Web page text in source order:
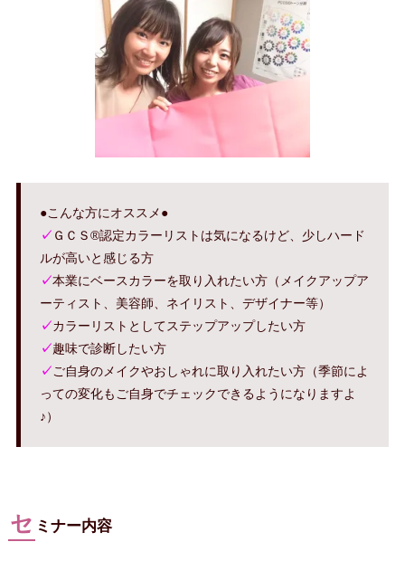
●こんな方にオススメ●
✓ ＧＣＳ®認定カラーリストは気になるけど、少しハード
ルが高いと感じる方
✓本業にベースカラーを取り入れたい方（メイクアップア
ーティスト、美容師、ネイリスト、デザイナー等）
✓カラーリストとしてステップアップしたい方
✓趣味で診断したい方
✓ご自身のメイクやおしゃれに取り入れたい方（季節によ
っての変化もご自身でチェックできるようになりますよ
♪）
セ ミナー内容